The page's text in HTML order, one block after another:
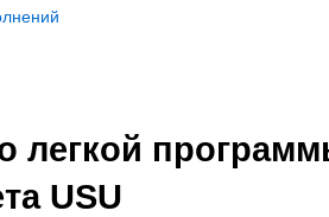
легкой
USU